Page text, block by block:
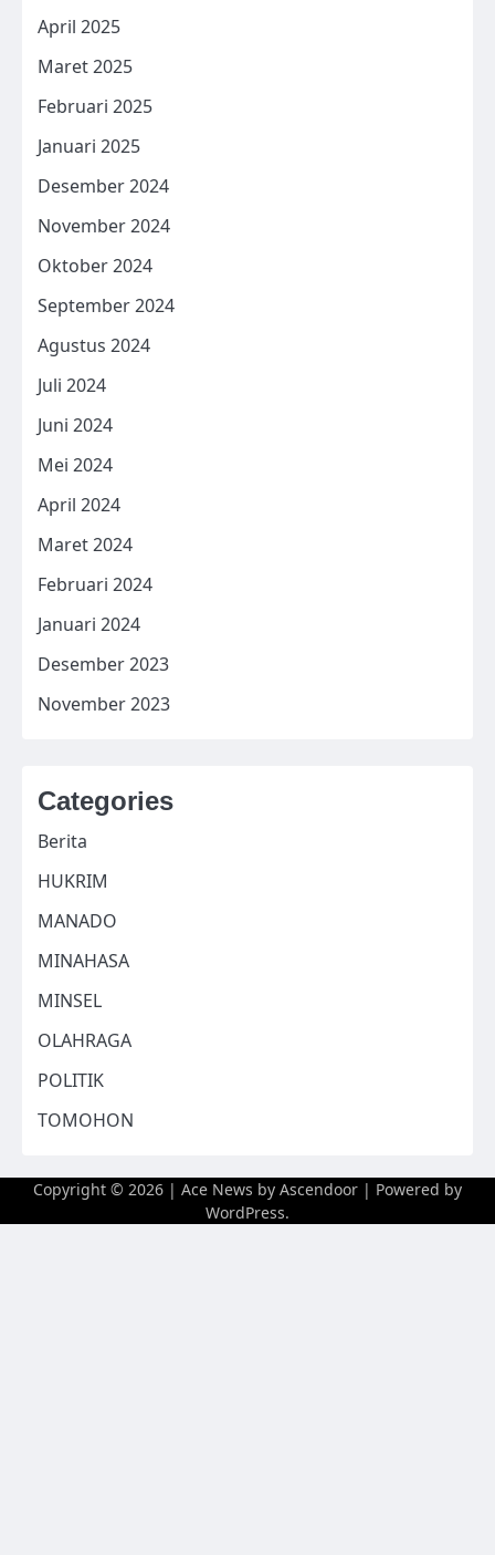
April 2025
Maret 2025
Februari 2025
Januari 2025
Desember 2024
November 2024
Oktober 2024
September 2024
Agustus 2024
Juli 2024
Juni 2024
Mei 2024
April 2024
Maret 2024
Februari 2024
Januari 2024
Desember 2023
November 2023
Categories
Berita
HUKRIM
MANADO
MINAHASA
MINSEL
OLAHRAGA
POLITIK
TOMOHON
Copyright © 2026 | Ace News by Ascendoor | Powered by
WordPress.